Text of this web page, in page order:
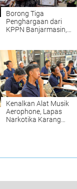
Borong Tiga
Penghargaan dari
KPPN Banjarmasin,
Buktikan Tata Kelola
Transparan
Kenalkan Alat Musik
Aerophone, Lapas
Narkotika Karang